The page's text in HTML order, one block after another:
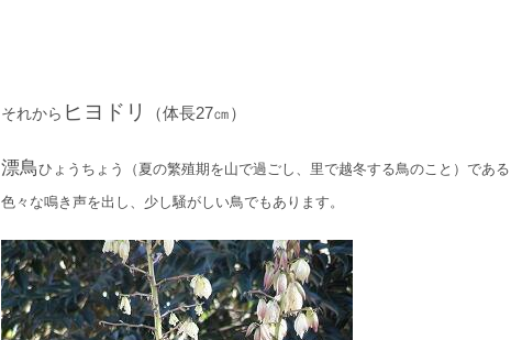
それから ヒヨドリ （体長27㎝）
漂鳥ひょうちょう（夏の繁殖期を山で過ごし、里で越冬する鳥のこと）であ
色々な鳴き声を出し、少し騒がしい鳥でもあります。